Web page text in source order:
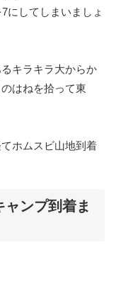
にしてしまいましょ
キラキラ大からか
はねを拾って東
ホムスビ山地到着
ンプ到着ま